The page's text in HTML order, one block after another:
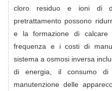
cloro residuo e ioni di
pretrattamento possono
e la formazione di
frequenza e i costi di
sistema a osmosi inversa
di energia, il consumo
manutenzione delle